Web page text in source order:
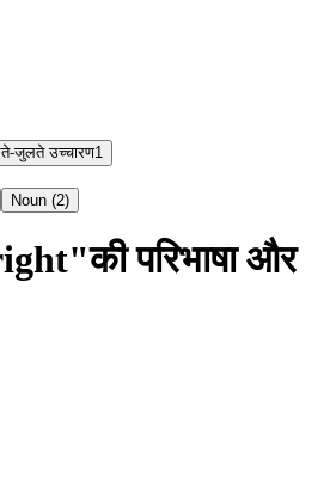
जुलते उच्चारण1
Noun (2)
परिभाषा और